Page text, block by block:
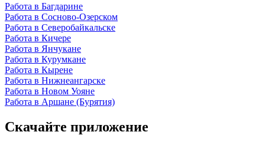
Работа в Багдарине
Работа в Сосново-Озерском
Работа в Северобайкальске
Работа в Кичере
Работа в Янчукане
Работа в Курумкане
Работа в Кырене
Работа в Нижнеангарске
Работа в Новом Уояне
Работа в Аршане (Бурятия)
Скачайте приложение